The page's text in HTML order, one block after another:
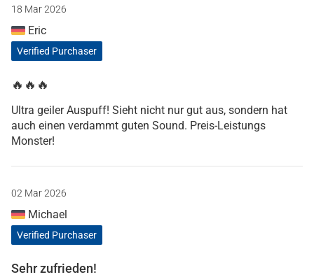
18 Mar 2026
Eric
Verified Purchaser
🔥🔥🔥
Ultra geiler Auspuff! Sieht nicht nur gut aus, sondern hat
auch einen verdammt guten Sound. Preis-Leistungs
Monster!
02 Mar 2026
Michael
Verified Purchaser
Sehr zufrieden!